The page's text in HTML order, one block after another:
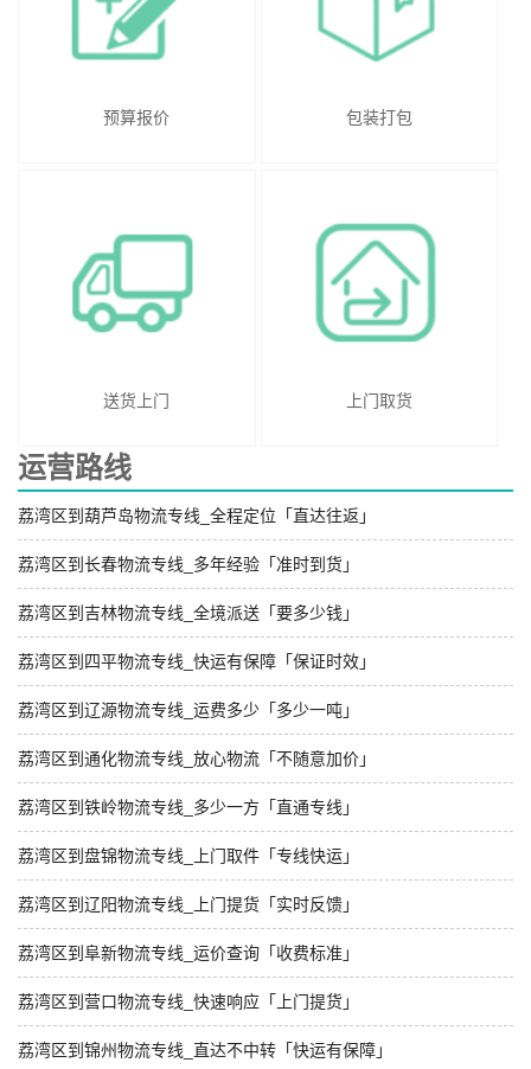
预算报价 包装打包
送货上门 上门取货
运营路线
荔湾区到葫芦岛物流专线_全程定位「直达往返」
荔湾区到长春物流专线_多年经验「准时到货」
荔湾区到吉林物流专线_全境派送「要多少钱」
荔湾区到四平物流专线_快运有保障「保证时效」
荔湾区到辽源物流专线_运费多少「多少一吨」
荔湾区到通化物流专线_放心物流「不随意加价」
荔湾区到铁岭物流专线_多少一方「直通专线」
荔湾区到盘锦物流专线_上门取件「专线快运」
荔湾区到辽阳物流专线_上门提货「实时反馈」
荔湾区到阜新物流专线_运价查询「收费标准」
荔湾区到营口物流专线_快速响应「上门提货」
荔湾区到锦州物流专线_直达不中转「快运有保障」